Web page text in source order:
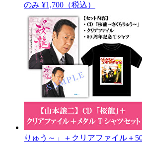
のみ ¥1,700（税込）
りゅう～」＋クリアファイル＋